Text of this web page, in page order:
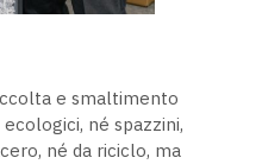
e smaltimento
né spazzini,
né da riciclo, ma